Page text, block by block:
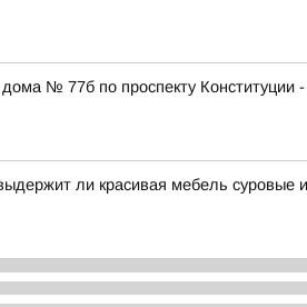
№ 77б по проспекту Конституции
ли красивая мебель суровые